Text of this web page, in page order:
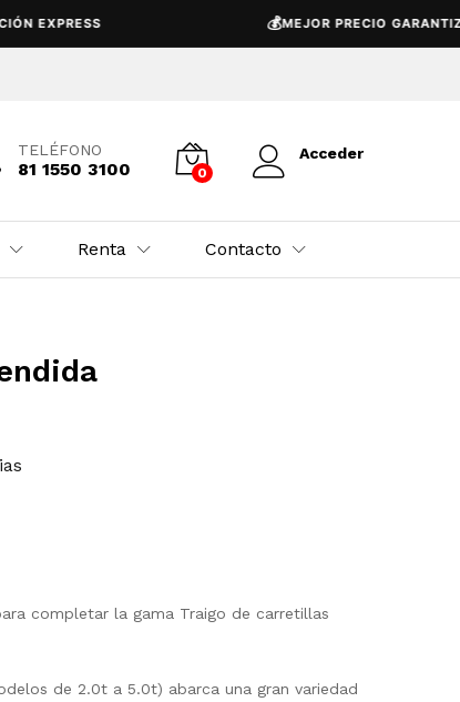
MEJOR PRECIO GARANTIZADO
TELÉFONO
81 1550 3100 0
Acceder
Renta Contacto
completar la gama Traigo de carretillas
de 2.0t a 5.0t) abarca una gran variedad